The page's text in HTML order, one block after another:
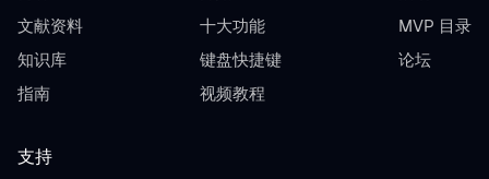
文献资料
知识库
指南
十大功能
键盘快捷键
视频教程
MVP 目录
论坛
支持